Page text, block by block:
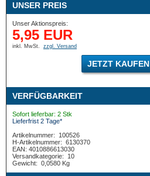
UNSER PREIS
Unser Aktionspreis:
5,95 EUR
inkl. MwSt. zzgl. Versand
JETZT KAUFEN
VERFÜGBARKEIT
Sofort lieferbar: 2 Stk
Lieferfrist 2 Tage*
Artikelnummer:
100526
H-Artikelnummer: 6130370
EAN: 4010886613030
Versandkategorie:
10
Gewicht: 0,0580 Kg